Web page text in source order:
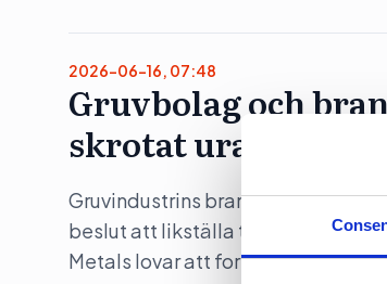
2026-06-16, 07:48
Gruvbolag och
skrotat uran-veto
Gruvindustrins
beslut att likställa
Metals lovar att fortsätta att